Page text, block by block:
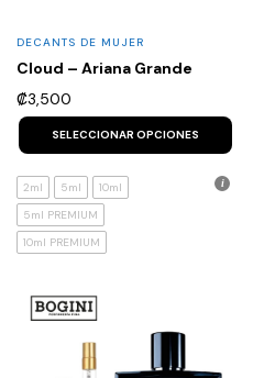
DECANTS DE MUJER
Cloud – Ariana Grande
₡3,500
SELECCIONAR OPCIONES
2ml 5ml
10ml
5ml PREMIUM
10ml PREMIUM